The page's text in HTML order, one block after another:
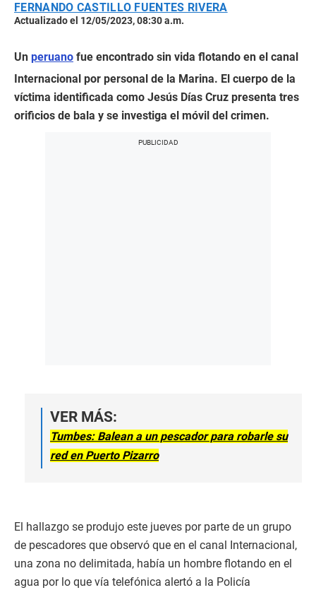
FERNANDO CASTILLO FUENTES RIVERA
Actualizado el 12/05/2023, 08:30 a.m.
Un peruano fue encontrado sin vida flotando en el canal
Internacional por personal de la Marina. El cuerpo de la
víctima identificada como Jesús Días Cruz presenta tres
orificios de bala y se investiga el móvil del crimen.
VER MÁS:
Tumbes: Balean a un pescador para robarle su
red en Puerto Pizarro
El hallazgo se produjo este jueves por parte de un grupo
de pescadores que observó que en el canal Internacional,
una zona no delimitada, había un hombre flotando en el
agua por lo que vía telefónica alertó a la Policía